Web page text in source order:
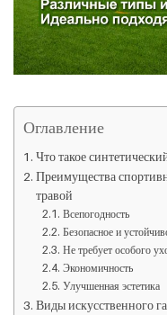
Оглавление
Что такое
Преимущества
травой
Всепогодность
Безопасное и
Не требует особого
Экономичность
Улучшенная эстетика
Виды искусственного